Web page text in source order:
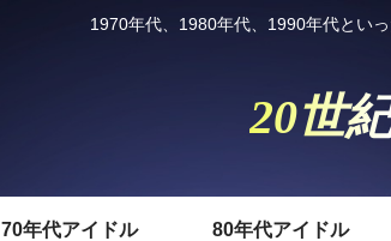
1970年代、1980年代、1990年代とい
20世
70年代アイドル 80年代アイドル